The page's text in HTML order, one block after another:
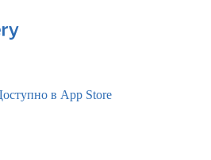
в App Store